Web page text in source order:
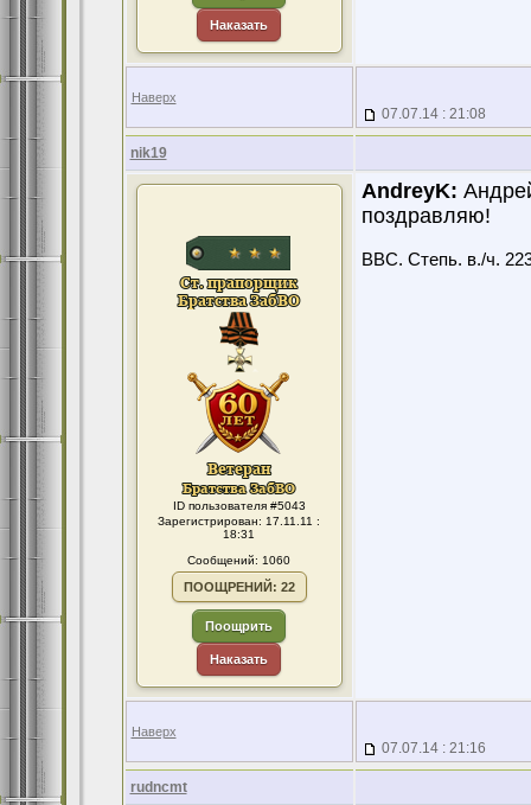
Наказать
Наверх
07.07.14 : 21:08
nik19
ID пользователя #5043
Зарегистрирован: 17.11.11 :
18:31
Сообщений: 1060
ПООЩРЕНИЙ: 22
Поощрить
Наказать
AndreyK:
поздравляю!
ВВС. Степь. в./ч.
Наверх
07.07.14 : 21:16
rudncmt